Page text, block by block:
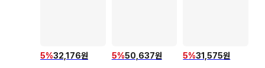
5%32,176원 5%50,637원 5%31,575원